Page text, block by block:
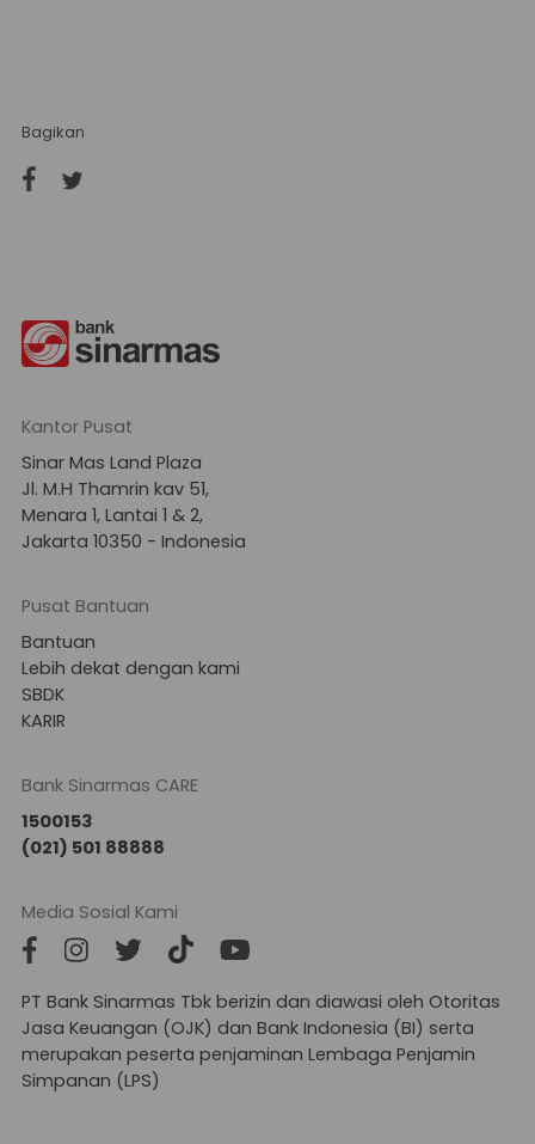
Bagikan
Kantor Pusat
Sinar Mas Land Plaza
Jl. M.H Thamrin kav 51,
Menara 1, Lantai 1 & 2,
Jakarta 10350 - Indonesia
Pusat Bantuan
Bantuan
Lebih dekat dengan kami
SBDK
KARIR
Bank Sinarmas CARE
1500153
(021) 501 88888
Media Sosial Kami
PT Bank Sinarmas Tbk berizin dan diawasi oleh Otoritas
Jasa Keuangan (OJK) dan Bank Indonesia (BI) serta
merupakan peserta penjaminan Lembaga Penjamin
Simpanan (LPS)